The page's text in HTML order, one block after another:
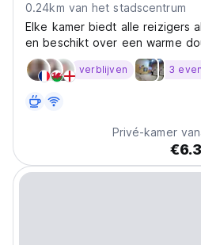
0.24km van het stadscentrum
Elke kamer biedt alle reizigers
en beschikt over een warme
eigen badkamer en een grote
verblijven 3
Privé-kamer